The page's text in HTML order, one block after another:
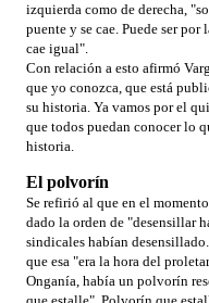
izquierda como de derecha,
puente y se cae. Puede ser
cae igual".
Con relación a esto afirmó
que yo conozca, que está
su historia. Ya vamos por el
que todos puedan conocer lo
historia.
El polvorín
Se refirió al que en el
dado la orden de "desensillar
sindicales habían
que esa "era la hora del
Onganía, había un polvorín